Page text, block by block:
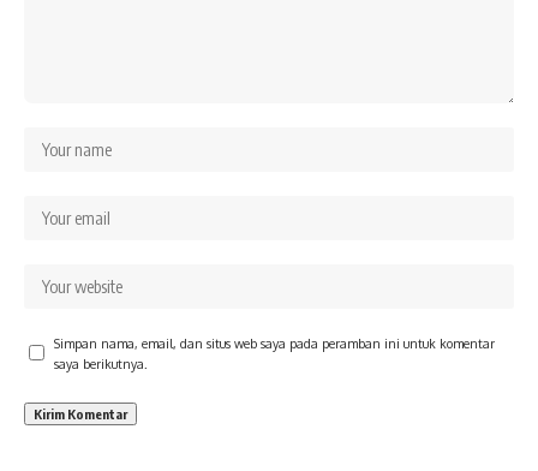
Simpan nama, email, dan situs web saya pada peramban ini untuk komentar
saya berikutnya.